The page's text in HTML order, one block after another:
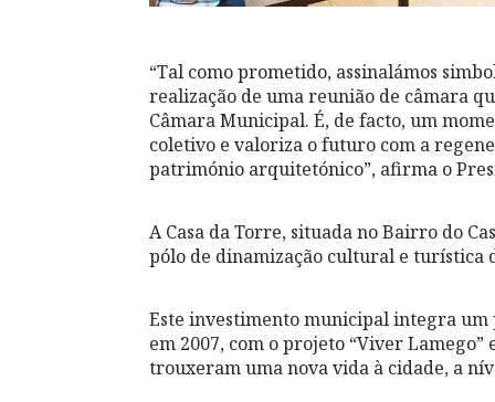
“Tal como prometido, assinalámos
realização de uma reunião de câmara
Câmara Municipal. É, de facto, um
coletivo e valoriza o futuro com a
património arquitetónico”, afirma o
A Casa da Torre, situada no Bairro do
pólo de dinamização cultural e turística
Este investimento municipal integra um
em 2007, com o projeto “Viver
trouxeram uma nova vida à cidade, a